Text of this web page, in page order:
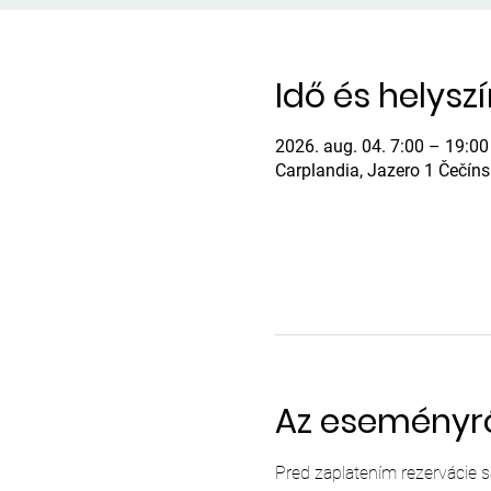
Idő és
2026. aug. 04. 7:00 – 19:00
Carplandia, Jazero 1
Az
Pred zaplatením rezervácie